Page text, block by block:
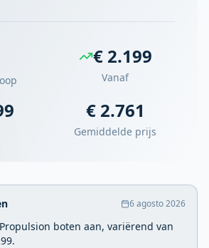
€ 2.199
Vanaf
€ 2.761
Gemiddelde prijs
6 agosto 2026
boten aan, variërend van